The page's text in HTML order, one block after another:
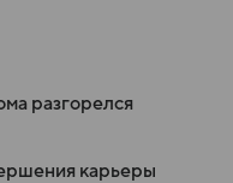
разгорелся
карьеры